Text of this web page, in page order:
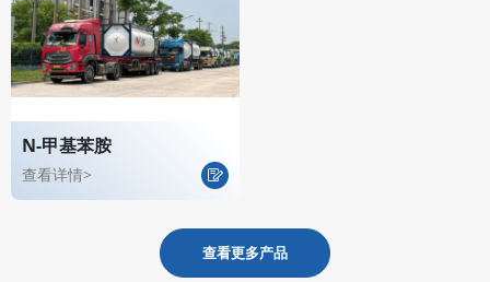
N-甲基苯胺
查看详情>
查看更多产品